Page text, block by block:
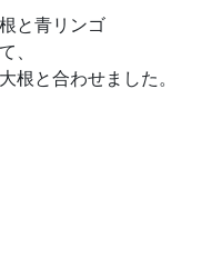
と青リンゴ
、
根と合わせました。